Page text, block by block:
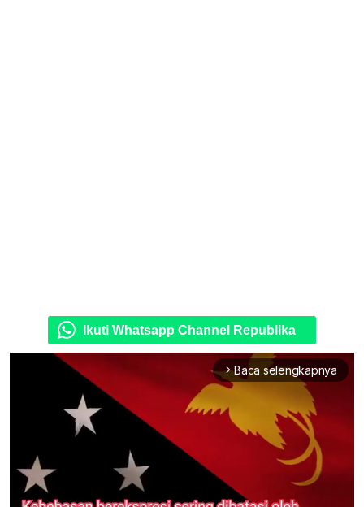
Ikuti Whatsapp Channel Republika
arrow_forward_ios Baca selengkapnya